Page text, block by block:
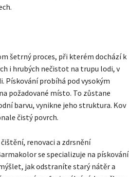
šetrný proces, při kterém dochází k
i hrubých nečistot na trupu lodi, v
Pískování probíhá pod vysokým
požadované místo. To zůstane
barvu, vynikne jeho struktura. Kov
čistý povrch.
renovaci a zdrsnění
se specializuje na pískování
jak odstraníte starý nátěr a